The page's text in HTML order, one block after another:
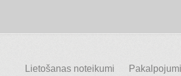
Lietošanas noteikumi